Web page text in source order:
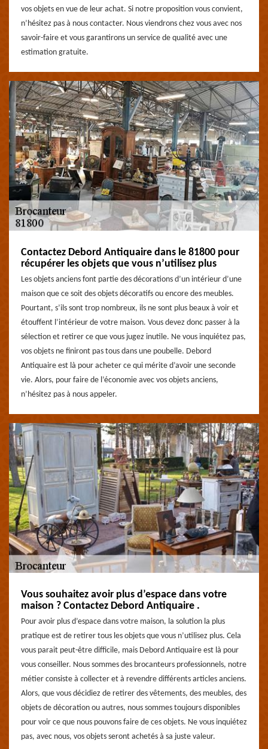
vos objets en vue de leur achat. Si notre proposition vous convient,
n’hésitez pas à nous contacter. Nous viendrons chez vous avec nos
savoir-faire et vous garantirons un service de qualité avec une
estimation gratuite.
Contactez Debord Antiquaire dans le 81800 pour
récupérer les objets que vous n’utilisez plus
Les objets anciens font partie des décorations d’un intérieur d’une
maison que ce soit des objets décoratifs ou encore des meubles.
Pourtant, s’ils sont trop nombreux, ils ne sont plus beaux à voir et
étouffent l’intérieur de votre maison. Vous devez donc passer à la
sélection et retirer ce que vous jugez inutile. Ne vous inquiétez pas,
vos objets ne finiront pas tous dans une poubelle. Debord
Antiquaire est là pour acheter ce qui mérite d’avoir une seconde
vie. Alors, pour faire de l’économie avec vos objets anciens,
n’hésitez pas à nous appeler.
Vous souhaitez avoir plus d’espace dans votre
maison ? Contactez Debord Antiquaire .
Pour avoir plus d’espace dans votre maison, la solution la plus
pratique est de retirer tous les objets que vous n’utilisez plus. Cela
vous parait peut-être difficile, mais Debord Antiquaire est là pour
vous conseiller. Nous sommes des brocanteurs professionnels, notre
métier consiste à collecter et à revendre différents articles anciens.
Alors, que vous décidiez de retirer des vêtements, des meubles, des
objets de décoration ou autres, nous sommes toujours disponibles
pour voir ce que nous pouvons faire de ces objets. Ne vous inquiétez
pas, avec nous, vos objets seront achetés à sa juste valeur.